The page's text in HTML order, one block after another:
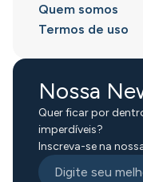
Quem somos
Termos de uso
Nossa
Quer ficar por
imperdíveis?
Inscreva-se na